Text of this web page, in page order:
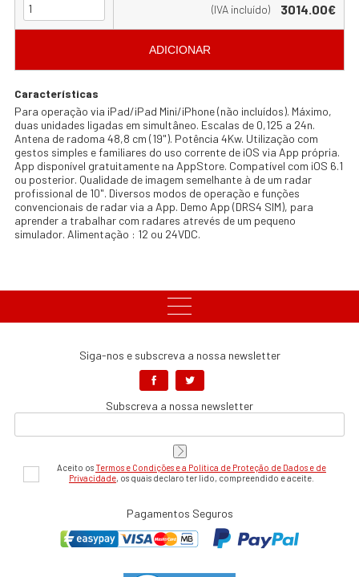
(IVA incluído) 3014.00€
ADICIONAR
Características
Para operação via iPad/iPad Mini/iPhone (não incluídos). Máximo,
duas unidades ligadas em simultâneo. Escalas de 0,125 a 24n.
Antena de radoma 48,8 cm (19"). Potência 4Kw. Utilização com
gestos simples e familiares do uso corrente de iOS via App própria.
App disponível gratuitamente na AppStore. Compatível com iOS 6.1
ou posterior. Qualidade de imagem semelhante à de um radar
profissional de 10". Diversos modos de operação e funções
convencionais de radar via a App. Demo App (DRS4 SIM), para
aprender a trabalhar com radares atrevés de um pequeno
simulador. Alimentação : 12 ou 24VDC.
Siga-nos e subscreva a nossa newsletter
Subscreva a nossa newsletter
Aceito osTermos e Condições e a Política de Proteção de Dados e de
Privacidade, os quais declaro ter lido, compreendido e aceite.
Pagamentos Seguros